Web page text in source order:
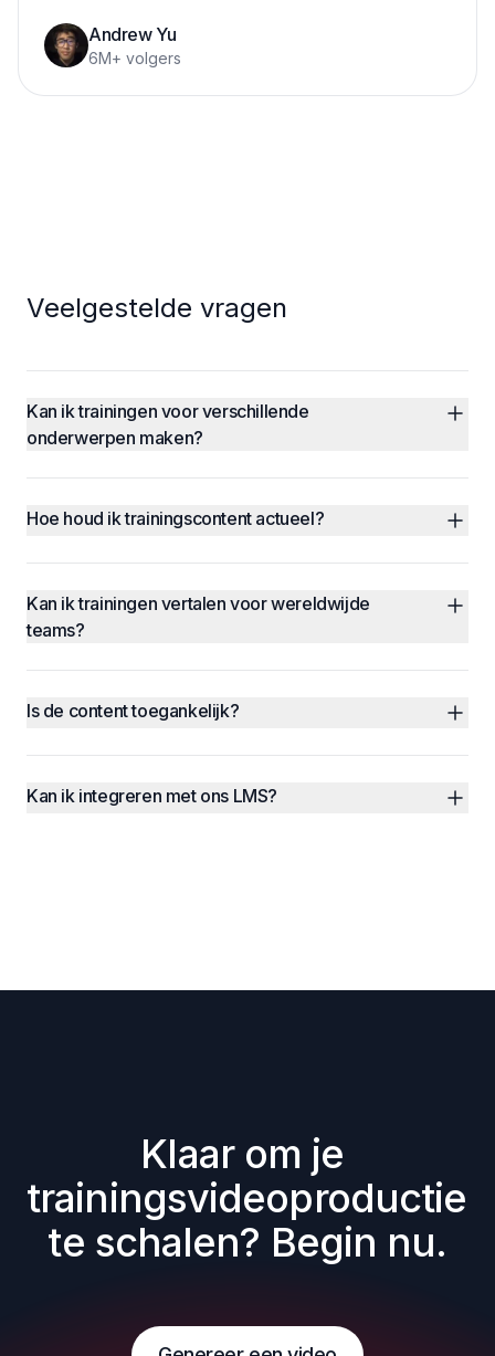
Andrew Yu
6M+ volgers
Veelgestelde vragen
Kan ik trainingen voor verschillende
onderwerpen maken?
Hoe houd ik trainingscontent actueel?
Kan ik trainingen vertalen voor wereldwijde
teams?
Is de content toegankelijk?
Kan ik integreren met ons LMS?
Klaar om je
trainingsvideoproductie
te schalen? Begin nu.